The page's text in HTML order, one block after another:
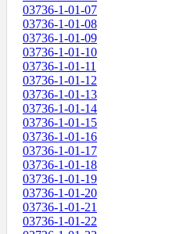
03736-1-01-07
03736-1-01-08
03736-1-01-09
03736-1-01-10
03736-1-01-11
03736-1-01-12
03736-1-01-13
03736-1-01-14
03736-1-01-15
03736-1-01-16
03736-1-01-17
03736-1-01-18
03736-1-01-19
03736-1-01-20
03736-1-01-21
03736-1-01-22